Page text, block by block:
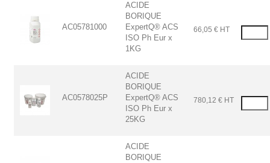
AC05781000
ACIDE
BORIQUE
ExpertQ® ACS
ISO Ph Eur x
1KG
66,05 € HT
AC0578025P
ACIDE
BORIQUE
ExpertQ® ACS
ISO Ph Eur x
25KG
780,12 € HT
ACIDE
BORIQUE